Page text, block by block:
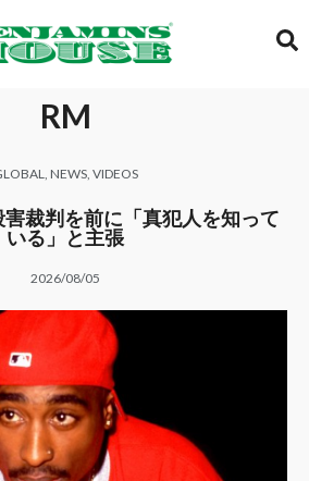
EXCLUSIVE
GLOBAL
GALLERY
LOGIN
RM
NEWS, VIDEOS
裁判を前に「真犯人を知って
いる」と主張
2026/08/05